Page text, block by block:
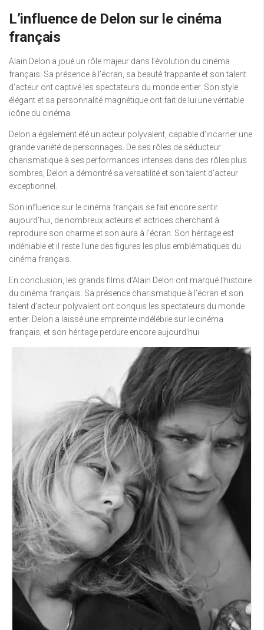
L’influence de Delon sur le cinéma
français
Alain Delon a joué un rôle majeur dans l’évolution du cinéma
français. Sa présence à l’écran, sa beauté frappante et son talent
d’acteur ont captivé les spectateurs du monde entier. Son style
élégant et sa personnalité magnétique ont fait de lui une véritable
icône du cinéma.
Delon a également été un acteur polyvalent, capable d’incarner une
grande variété de personnages. De ses rôles de séducteur
charismatique à ses performances intenses dans des rôles plus
sombres, Delon a démontré sa versatilité et son talent d’acteur
exceptionnel.
Son influence sur le cinéma français se fait encore sentir
aujourd’hui, de nombreux acteurs et actrices cherchant à
reproduire son charme et son aura à l’écran. Son héritage est
indéniable et il reste l’une des figures les plus emblématiques du
cinéma français.
En conclusion, les grands films d’Alain Delon ont marqué l’histoire
du cinéma français. Sa présence charismatique à l’écran et son
talent d’acteur polyvalent ont conquis les spectateurs du monde
entier. Delon a laissé une empreinte indélébile sur le cinéma
français, et son héritage perdure encore aujourd’hui.